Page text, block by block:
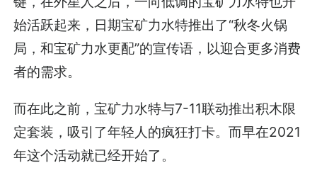
始活跃起来，日期宝矿力水特推出了“秋冬火锅
局，和宝矿力水更配”的宣传语，以迎合更多消费
者的需求。
而在此之前，宝矿力水特与7-11联动推出积木限
定套装，吸引了年轻人的疯狂打卡。而早在2021
年这个活动就已经开始了。